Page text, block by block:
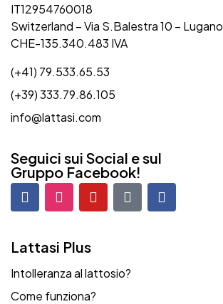
IT12954760018
Switzerland – Via S.Balestra 10 – Lugano
CHE-135.340.483 IVA
(+41) 79.533.65.53
(+39) 333.79.86.105
info@lattasi.com
Seguici sui Social e sul
Gruppo Facebook!
Lattasi Plus
Intolleranza al lattosio?
Come funziona?